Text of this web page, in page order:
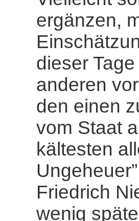
ergänzen,
dieser
anderen
den einen
vom Staat
kältesten
Friedrich
wenig